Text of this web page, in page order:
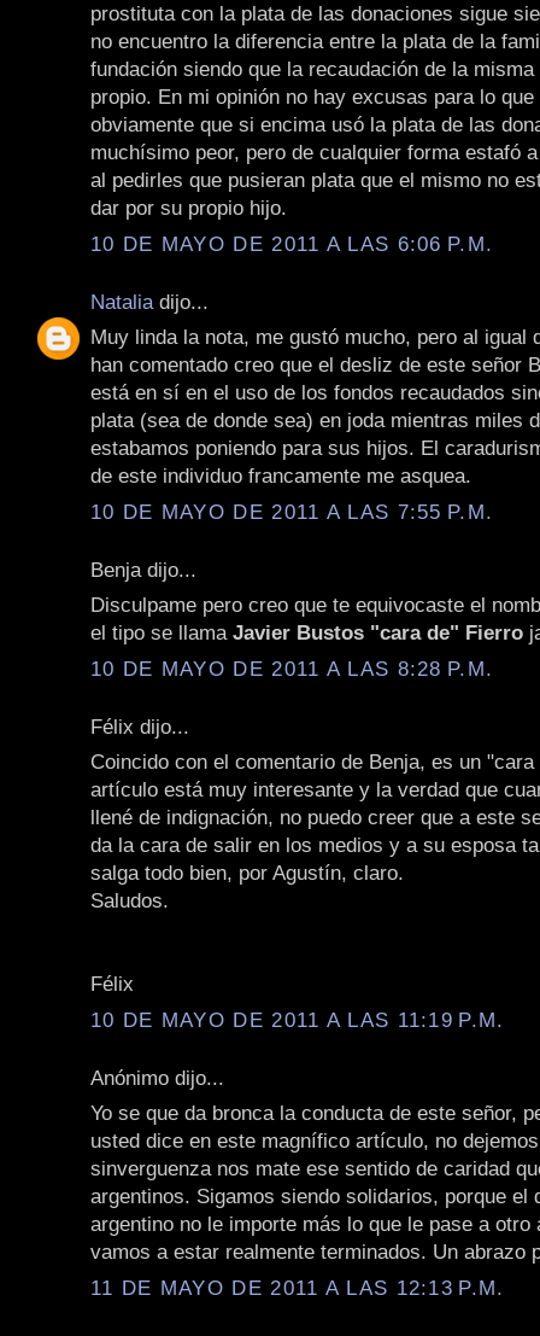
prostituta con la plata de las donaciones sigue
no encuentro la diferencia entre la plata de la
fundación siendo que la recaudación de la
propio. En mi opinión no hay excusas para lo
obviamente que si encima usó la plata de las
muchísimo peor, pero de cualquier forma estafó
al pedirles que pusieran plata que el mismo no
dar por su propio hijo.
10 DE MAYO DE 2011 A LAS 6:06 P.M.
Natalia dijo...
Muy linda la nota, me gustó mucho, pero al igual
han comentado creo que el desliz de este señor
está en sí en el uso de los fondos recaudados
plata (sea de donde sea) en joda mientras miles
estabamos poniendo para sus hijos. El
de este individuo francamente me asquea.
10 DE MAYO DE 2011 A LAS 7:55 P.M.
Benja dijo...
Disculpame pero creo que te equivocaste el
el tipo se llama Javier Bustos "cara de" Fierro
10 DE MAYO DE 2011 A LAS 8:28 P.M.
Félix dijo...
Coincido con el comentario de Benja, es un
artículo está muy interesante y la verdad que
llené de indignación, no puedo creer que a este
da la cara de salir en los medios y a su esposa
salga todo bien, por Agustín, claro.
Saludos.
Félix
10 DE MAYO DE 2011 A LAS 11:19 P.M.
Anónimo dijo...
Yo se que da bronca la conducta de este señor,
usted dice en este magnífico artículo, no
sinverguenza nos mate ese sentido de caridad
argentinos. Sigamos siendo solidarios, porque el
argentino no le importe más lo que le pase a otro
vamos a estar realmente terminados. Un abrazo
11 DE MAYO DE 2011 A LAS 12:13 P.M.